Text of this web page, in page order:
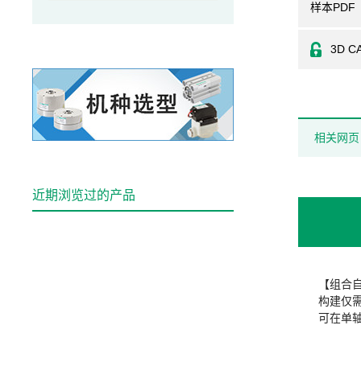
样本PDF
3D
相关网页
【组合
构建仅
可在单
近期浏览过的产品